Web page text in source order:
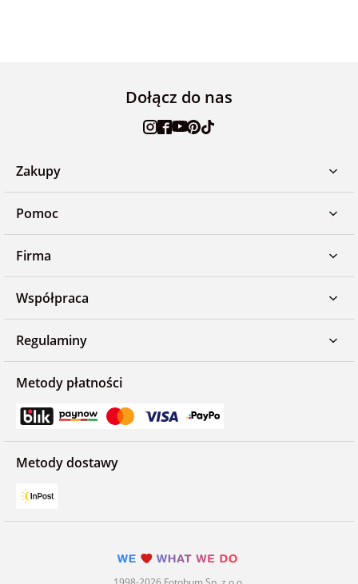
Dołącz do nas
Zakupy
Pomoc
Firma
Współpraca
Regulaminy
Metody płatności
Metody dostawy